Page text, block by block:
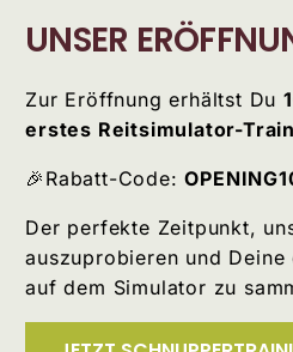
UNSER
Zur Eröffnung erhältst Du
erstes Reitsimulator-
🎉Rabatt-Code:
Der perfekte Zeitpunkt,
auszuprobieren und Deine
auf dem Simulator zu